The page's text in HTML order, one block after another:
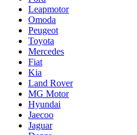
Leapmotor
Omoda
Peugeot
Toyota
Mercedes
Fiat
Kia
Land Rover
MG Motor
Hyundai
Jaecoo
Jaguar